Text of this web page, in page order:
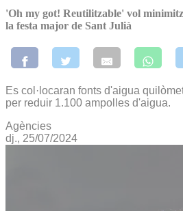
'Oh my got! Reutilitzable' vol
la festa major de Sant Julià
Es col·locaran fonts d'aigua
per reduir 1.100 ampolles d'aigua.
Agències
dj., 25/07/2024